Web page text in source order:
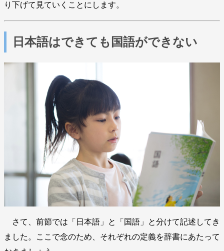
り下げて見ていくことにします。
日本語はできても国語ができない
さて、前節では「日本語」と「国語」と分けて記述してき
ました。ここで念のため、それぞれの定義を辞書にあたって